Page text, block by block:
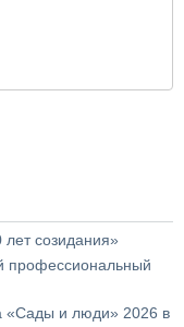
созидания»
«Сады и люди» 2026 в